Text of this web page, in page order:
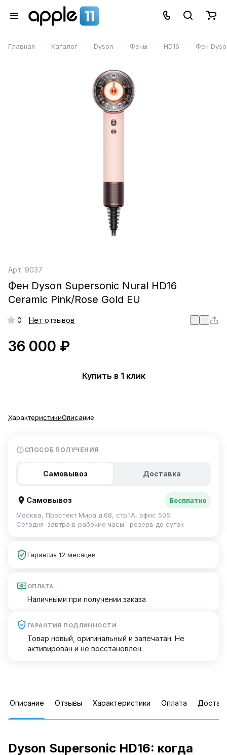
Главная – Каталог – Dyson – Фены – HD16 – Фен
Арт. 9037
Фен Dyson Supersonic Nural HD16
Ceramic Pink/Rose Gold EU
0 Нет отзывов
36 000 ₽
Купить в 1 клик
ХарактеристикиОписание
СПОСОБ ПОЛУЧЕНИЯ
Самовывоз Доставка
Самовывоз
Бесплатно
Москва, Проспект Мира д.68, стр.1А, офис 505
Сегодня–завтра в рабочие часы · резерв до суток
Гарантия 12 месяцев
ОПЛАТА
Наличными при получении заказа
ГАРАНТИЯ ПОДЛИННОСТИ
Товар новый, оригинальный и запечатан. Не
активирован и не восстановлен.
Описание Отзывы Характеристики Оплата
Dyson Supersonic HD16: когда